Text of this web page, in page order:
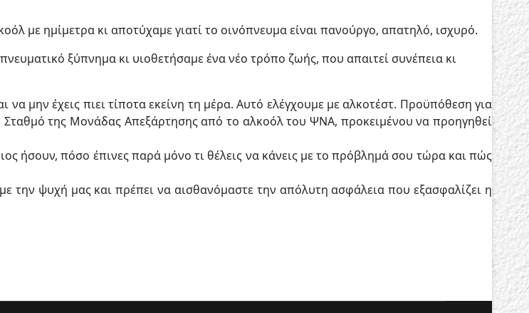
με ημίμετρα κι αποτύχαμε γιατί το οινόπνευμα είναι πανούργο, απατηλό, ισχυρό.
ξύπνημα κι υιοθετήσαμε ένα νέο τρόπο ζωής, που απαιτεί συνέπεια κι
μην έχεις πιει τίποτα εκείνη τη μέρα. Αυτό ελέγχουμε με αλκοτέστ. Προϋπόθεση για
Σταθμό της Μονάδας Απεξάρτησης από το αλκοόλ του ΨΝΑ, προκειμένου να προηγηθεί
ήσουν, πόσο έπινες παρά μόνο τι θέλεις να κάνεις με το πρόβλημά σου τώρα και πώς
την ψυχή μας και πρέπει να αισθανόμαστε την απόλυτη ασφάλεια που εξασφαλίζει η